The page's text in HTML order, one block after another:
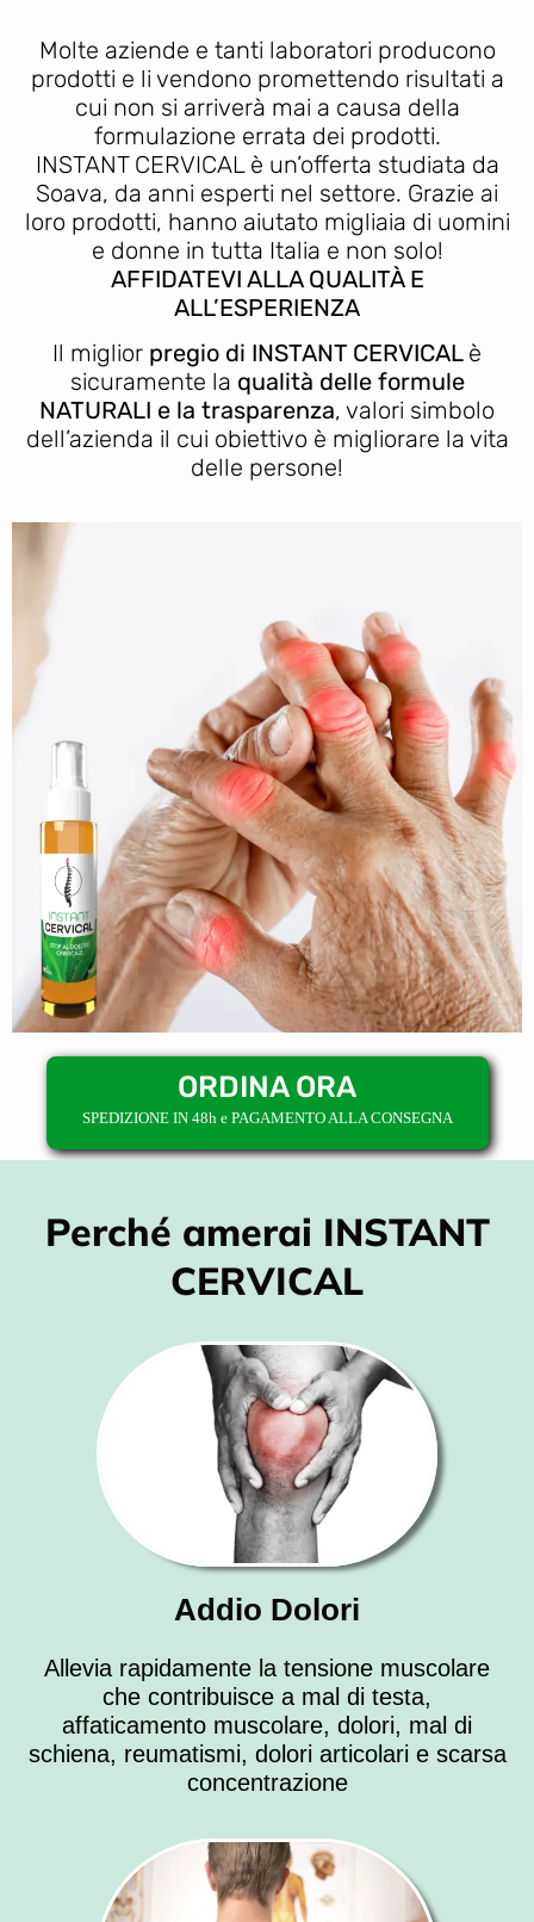
Molte aziende e tanti laboratori producono
prodotti e li vendono promettendo risultati a
cui non si arriverà mai a causa della
formulazione errata dei prodotti.
INSTANT CERVICAL è un’offerta studiata da
Soava, da anni esperti nel settore. Grazie ai
loro prodotti, hanno aiutato migliaia di uomini
e donne in tutta Italia e non solo!
AFFIDATEVI ALLA QUALITÀ E
ALL’ESPERIENZA
Il miglior pregio di INSTANT CERVICAL è
sicuramente la qualità delle formule
NATURALI e la trasparenza, valori simbolo
dell’azienda il cui obiettivo è migliorare la vita
delle persone!
ORDINA ORA
SPEDIZIONE IN 48h e PAGAMENTO ALLA CONSEGNA
Perché amerai INSTANT
CERVICAL
Addio Dolori
Allevia rapidamente la tensione muscolare
che contribuisce a mal di testa,
affaticamento muscolare, dolori, mal di
schiena, reumatismi, dolori articolari e scarsa
concentrazione